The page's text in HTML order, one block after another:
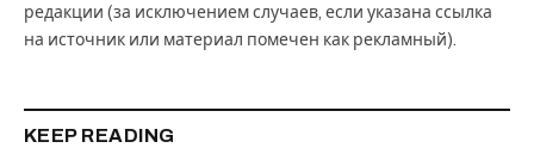
редакции (за исключением случаев, если указана ссылка
на источник или материал помечен как рекламный).
KEEP READING